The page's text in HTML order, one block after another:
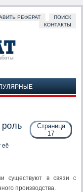
РЕФЕРАТ
ПОИСК
КОНТАКТЫ
Страница
17
её
существуют в связи с
производства.